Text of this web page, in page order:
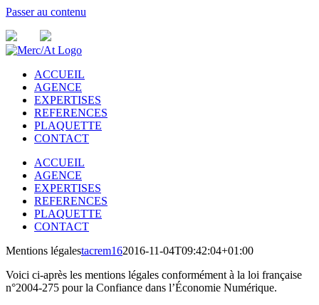
Passer au contenu
ACCUEIL
AGENCE
EXPERTISES
REFERENCES
PLAQUETTE
CONTACT
ACCUEIL
AGENCE
EXPERTISES
REFERENCES
PLAQUETTE
CONTACT
Mentions légalestacrem162016-11-04T09:42:04+01:00
Voici ci-après les mentions légales conformément à la loi française
n°2004-275 pour la Confiance dans l’Économie Numérique.